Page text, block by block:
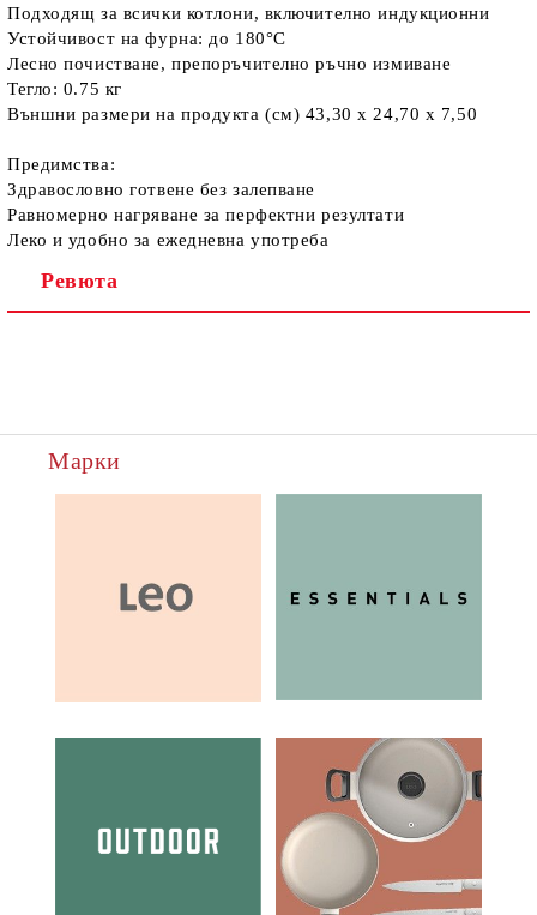
Подходящ за всички котлони, включително индукционни
Устойчивост на фурна: до 180°C
Лесно почистване, препоръчително ръчно измиване
Тегло: 0.75 кг
Външни размери на продукта (см) 43,30 x 24,70 x 7,50
Предимства:
Здравословно готвене без залепване
Равномерно нагряване за перфектни резултати
Леко и удобно за ежедневна употреба
Ревюта
Марки